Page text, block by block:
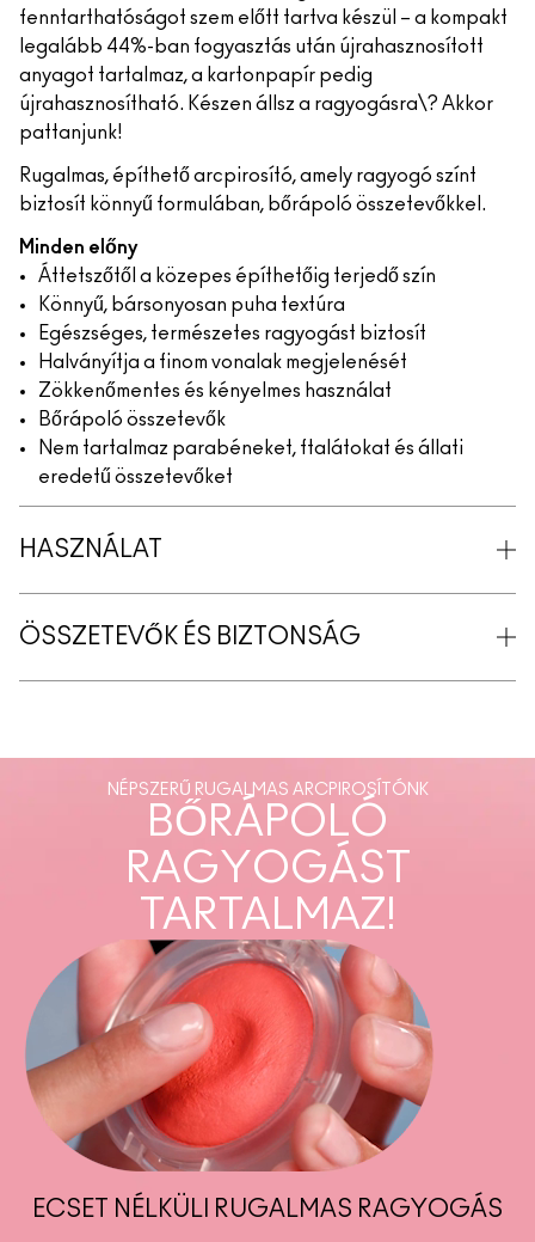
fenntarthatóságot szem előtt tartva készül – a kompakt
legalább 44%-ban fogyasztás után újrahasznosított
anyagot tartalmaz, a kartonpapír pedig
újrahasznosítható. Készen állsz a ragyogásra\? Akkor
pattanjunk!
Rugalmas, építhető arcpirosító, amely ragyogó színt
biztosít könnyű formulában, bőrápoló összetevőkkel.
Minden előny
Áttetszőtől a közepes építhetőig terjedő szín
Könnyű, bársonyosan puha textúra
Egészséges, természetes ragyogást biztosít
Halványítja a finom vonalak megjelenését
Zökkenőmentes és kényelmes használat
Bőrápoló összetevők
Nem tartalmaz parabéneket, ftalátokat és állati
eredetű összetevőket
HASZNÁLAT
ÖSSZETEVŐK ÉS BIZTONSÁG
NÉPSZERŰ RUGALMAS ARCPIROSÍTÓNK
BŐRÁPOLÓ
RAGYOGÁST
TARTALMAZ!
ECSET NÉLKÜLI RUGALMAS RAGYOGÁS